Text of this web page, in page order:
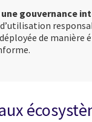
gouvernance
de manière